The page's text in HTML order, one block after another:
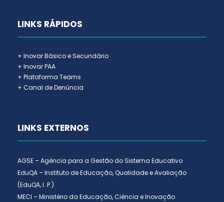
LINKS RÁPIDOS
+ Inovar Básico e Secundário
+ Inovar PAA
+ Plataforma Teams
+ Canal de Denúncia
LINKS EXTERNOS
AGSE – Agência para a Gestão do Sistema Educativo
EduQA – Instituto de Educação, Qualidade e Avaliação
(EduQA, I. P.)
MECI – Ministério da Educação, Ciência e Inovação